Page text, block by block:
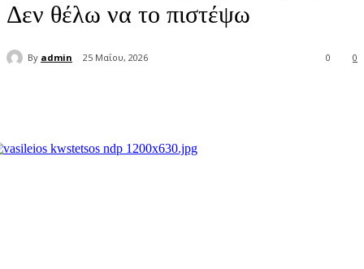
Δεν θέλω να το πιστέψω
By admin 25 Μαΐου, 2026 0
0